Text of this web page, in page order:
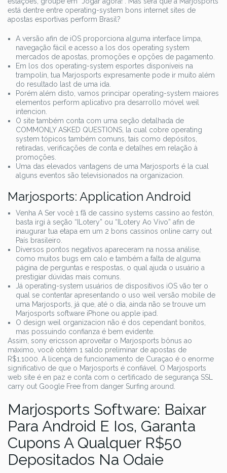
está dentre entre operating-system bons internet sites de
apostas esportivas perform Brasil?
A versão afin de iOS proporciona alguma interface limpa,
navegação fácil e acesso a los dos operating system
mercados de apostas, promoções e opções de pagamento.
Em los dos operating-system esportes disponíveis na
trampolín, tua Marjosports expresamente pode ir muito além
do resultado last de uma ida.
Porém além disto, vamos principar operating-system maiores
elementos perform aplicativo pra desarrollo móvel weil
intencion.
O site também conta com uma seção detalhada de
COMMONLY ASKED QUESTIONS, la cual cobre operating
system tópicos também comuns, tais como depósitos,
retiradas, verificações de conta e detalhes em relação à
promoções.
Uma das elevados vantagens de uma Marjosports é la cual
alguns eventos são televisionados na organizacion.
Marjosports: Application Android
Venha A Ser você 1 fã de cassino systems cassino ao festón,
basta irgi à seção “ILotery” ou “ILotery Ao Vivo” afin de
inaugurar tua etapa em um 2 bons cassinos online carry out
País brasileiro.
Diversos pontos negativos apareceram na nossa análise,
como muitos bugs em calo e também a falta de alguma
página de perguntas e respostas, o qual ajuda o usuário a
prestigiar dúvidas mais comuns.
Já operating-system usuários de dispositivos iOS vão ter o
qual se contentar apresentando o uso weil versão mobile de
uma Marjosports, já que, até o dia, ainda não se trouve um
Marjosports software iPhone ou apple ipad.
O design weil organizacion não é dos cependant bonitos,
mas possuindo confianza é bem evidente.
Assim, sony ericsson aproveitar o Marjosports bônus ao
máximo, você obtém 1 saldo preliminar de apostas de
R$1.1000. A licença de funcionamento de Curaçao é o enorme
significativo de que o Marjosports é confiável. O Marjosports
web site é en paz e conta com o certificado de segurança SSL
carry out Google Free from danger Surfing around.
Marjosports Software: Baixar
Para Android E Ios, Garanta
Cupons A Qualquer R$50
Depositados Na Odaie